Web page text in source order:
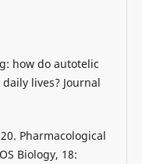
how do autotelic
lives? Journal
Pharmacological
Biology, 18: